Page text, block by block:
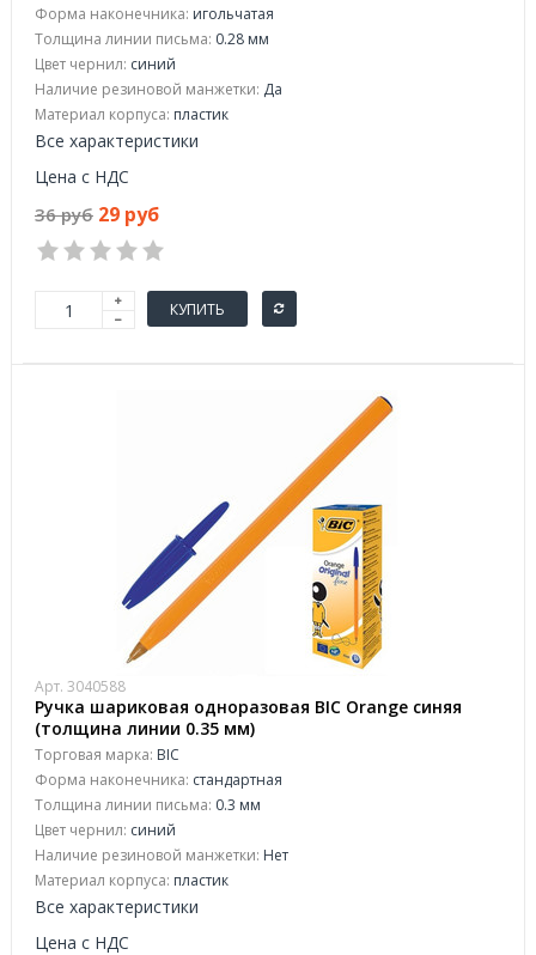
Форма наконечника: игольчатая
Толщина линии письма: 0.28 мм
Цвет чернил: синий
Наличие резиновой манжетки: Да
Материал корпуса: пластик
Все характеристики
Цена с НДС
36 руб 29 руб
КУПИТЬ
Арт. 3040588
Ручка шариковая одноразовая BIC Orange синяя
(толщина линии 0.35 мм)
Торговая марка: BIC
Форма наконечника: стандартная
Толщина линии письма: 0.3 мм
Цвет чернил: синий
Наличие резиновой манжетки: Нет
Материал корпуса: пластик
Все характеристики
Цена с НДС